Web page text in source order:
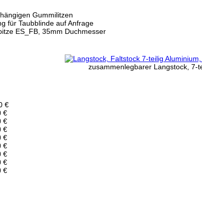
Gummilitzen
für Taubblinde auf Anfrage
ES_FB, 35mm Duchmesser
zusammenlegbarer Langstock, 7-
€
€
€
€
€
€
€
€
€
Links Katalog (PDF)